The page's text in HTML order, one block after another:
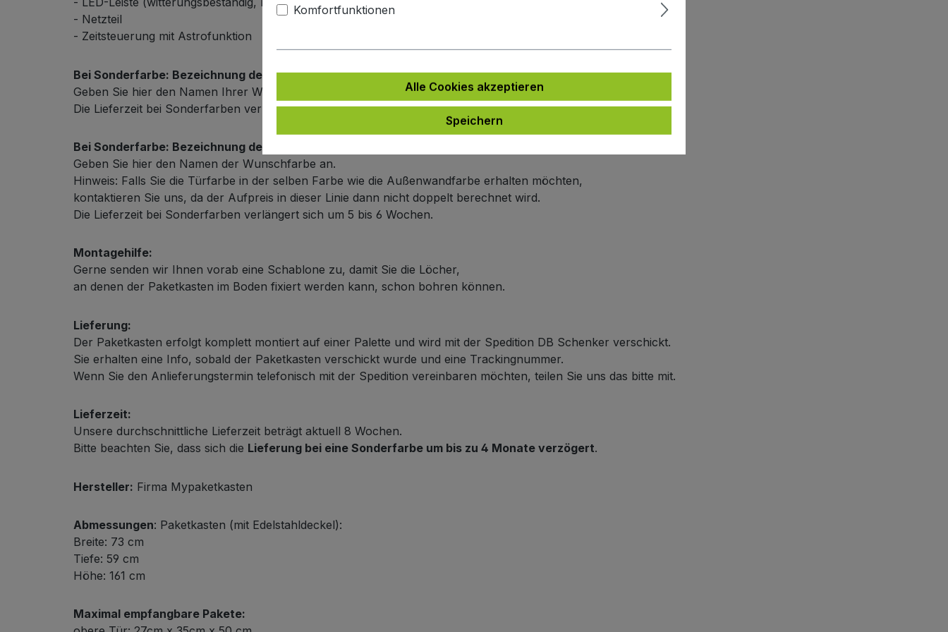
- Netzteil
- Zeitsteuerung mit Astrofunktion
Bei Sonderfarbe: Bezeichnung der Türfarbe
Geben Sie hier den Namen Ihrer Wunschfarbe an.
Die Lieferzeit bei Sonderfarben verlängert sich um 5 bis 6 Wochen.
Bei Sonderfarbe: Bezeichnung der Außenfarbe
Geben Sie hier den Namen der Wunschfarbe an.
Hinweis: Falls Sie die Türfarbe in der selben Farbe wie die Außenwandfarbe erhalten möchten,
kontaktieren Sie uns, da der Aufpreis in dieser Linie dann nicht doppelt berechnet wird.
Die Lieferzeit bei Sonderfarben verlängert sich um 5 bis 6 Wochen.
Montagehilfe:
Gerne senden wir Ihnen vorab eine Schablone zu, damit Sie die Löcher,
an denen der Paketkasten im Boden fixiert werden kann, schon bohren können.
Lieferung:
Der Paketkasten erfolgt komplett montiert auf einer Palette und wird mit der Spedition DB Schenker verschickt.
Sie erhalten eine Info, sobald der Paketkasten verschickt wurde und eine Trackingnummer.
Wenn Sie den Anlieferungstermin telefonisch mit der Spedition vereinbaren möchten, teilen Sie uns das bitte mit.
Lieferzeit:
Unsere durchschnittliche Lieferzeit beträgt aktuell 8 Wochen.
Bitte beachten Sie, dass sich die Lieferung bei eine Sonderfarbe um bis zu 4 Monate verzögert.
Hersteller: Firma Mypaketkasten
Abmessungen: Paketkasten (mit Edelstahldeckel):
Breite: 73 cm
Tiefe: 59 cm
Höhe: 161 cm
Maximal empfangbare Pakete:
Komfortfunktionen
Alle Cookies akzeptieren
Speichern